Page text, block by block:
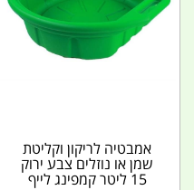
אמבטיה לריקון וקליטת
שמן או נוזלים צבע ירוק
15 ליטר קמפינג לייף